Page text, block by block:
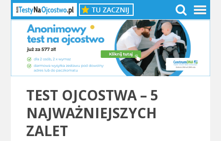
TEST OJCOSTWA – 5
NAJWAŻNIEJSZYCH
ZALET